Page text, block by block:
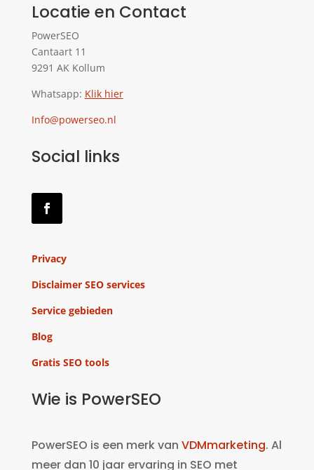
Locatie en Contact
PowerSEO
Cantaart 11
9291 AK Kollum
Whatsapp: Klik hier
Info@powerseo.nl
Social links
Privacy
Disclaimer SEO services
Service gebieden
Blog
Gratis SEO tools
Wie is PowerSEO
PowerSEO is een merk van VDMmarketing. Al
meer dan 10 jaar ervaring in SEO met